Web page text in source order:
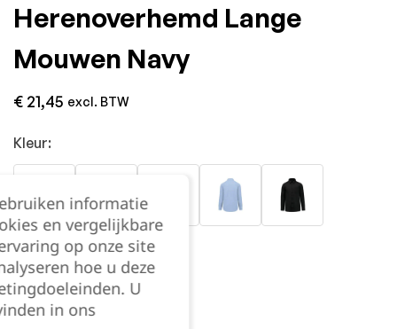
Herenoverhemd Lange
Mouwen Navy
€ 21,45 excl. BTW
Kleur:
Maat:
informatie
en vergelijkbare
op onze site
hoe u deze
U
in ons